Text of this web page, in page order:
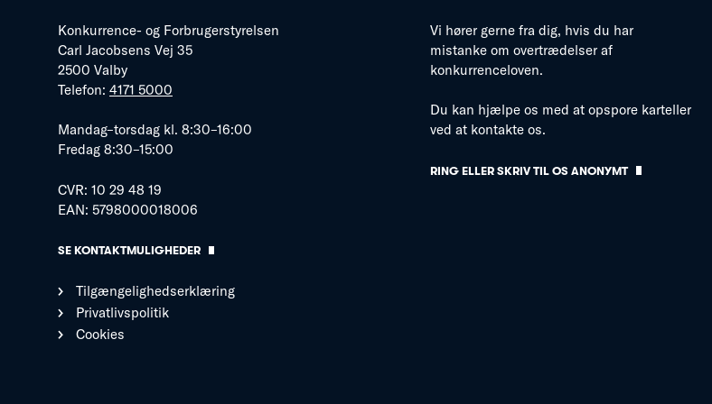
Konkurrence- og Forbrugerstyrelsen
Carl Jacobsens Vej 35
2500 Valby
Telefon: 4171 5000
Mandag–torsdag kl. 8:30–16:00
Fredag 8:30–15:00
CVR: 10 29 48 19
EAN: 5798000018006
SE KONTAKTMULIGHEDER
Tilgængelighedserklæring
Privatlivspolitik
Cookies
Vi hører gerne fra dig, hvis du har
mistanke om overtrædelser af
konkurrenceloven.
Du kan hjælpe os med at opspore karteller
ved at kontakte os.
RING ELLER SKRIV TIL OS ANONYMT